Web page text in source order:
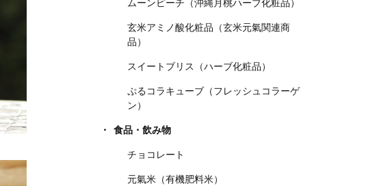
ムーンピーチ（沖縄月桃ハーブ化粧品）
玄米アミノ酸化粧品（玄米元氣関連商
品）
スイートブリス（ハーブ化粧品）
ぷるコラキューブ（フレッシュコラーゲ
ン）
食品・飲み物
チョコレート
元氣米（有機肥料米）